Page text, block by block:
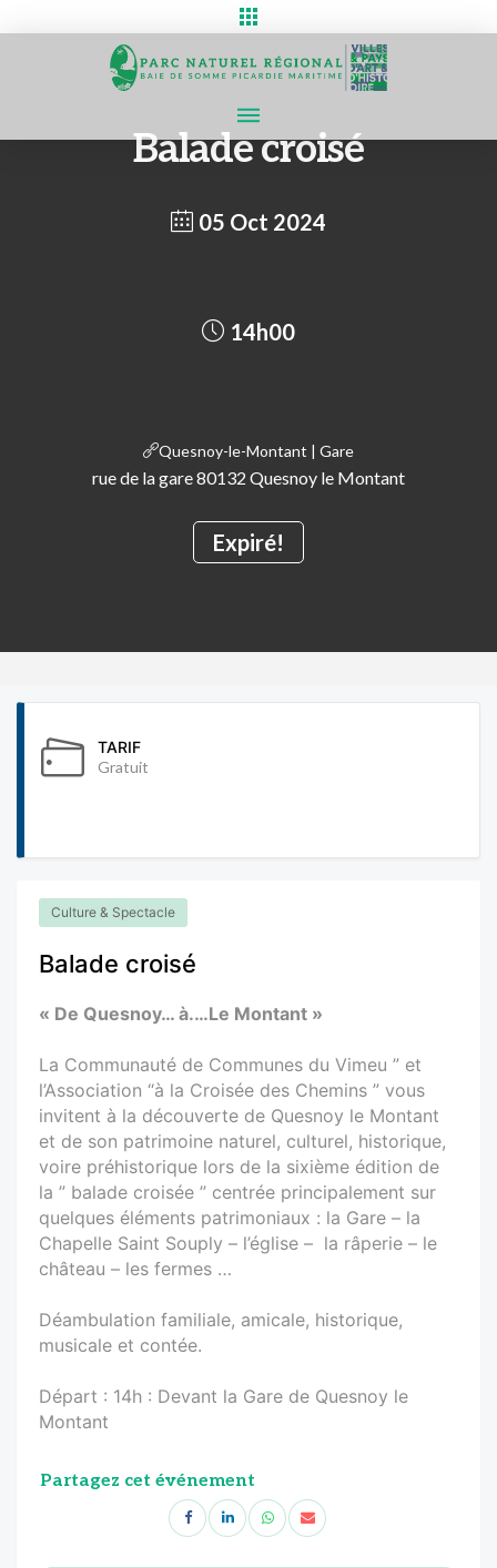
Balade croisé
05 Oct 2024
Expiré!
14h00
Quesnoy-le-Montant | Gare
rue de la gare 80132 Quesnoy le Montant
TARIF
Gratuit
Culture & Spectacle
Balade croisé
« De Quesnoy… à.…Le Montant »
La Communauté de Communes du Vimeu ” et
l’Association “à la Croisée des Chemins ” vous
invitent à la découverte de Quesnoy le Montant
et de son patrimoine naturel, culturel, historique,
voire préhistorique lors de la sixième édition de
la ” balade croisée ” centrée principalement sur
quelques éléments patrimoniaux : la Gare – la
Chapelle Saint Souply – l’église – la râperie – le
château – les fermes …
Déambulation familiale, amicale, historique,
musicale et contée.
Départ : 14h : Devant la Gare de Quesnoy le
Montant
Partagez cet événement